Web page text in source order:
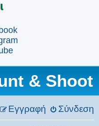
& Shoot
Σύνδεση
Εγγραφή